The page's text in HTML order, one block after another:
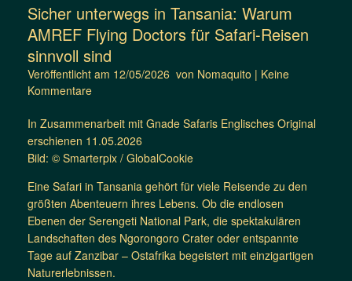
Sicher unterwegs in Tansania: Warum
AMREF Flying Doctors für Safari-Reisen
sinnvoll sind
Veröffentlicht am 12/05/2026 von Nomaquito | Keine
Kommentare
In Zusammenarbeit mit Gnade Safaris Englisches Original
erschienen 11.05.2026
Bild: © Smarterpix / GlobalCookie
Eine Safari in Tansania gehört für viele Reisende zu den
größten Abenteuern ihres Lebens. Ob die endlosen
Ebenen der Serengeti National Park, die spektakulären
Landschaften des Ngorongoro Crater oder entspannte
Tage auf Zanzibar – Ostafrika begeistert mit einzigartigen
Naturerlebnissen.